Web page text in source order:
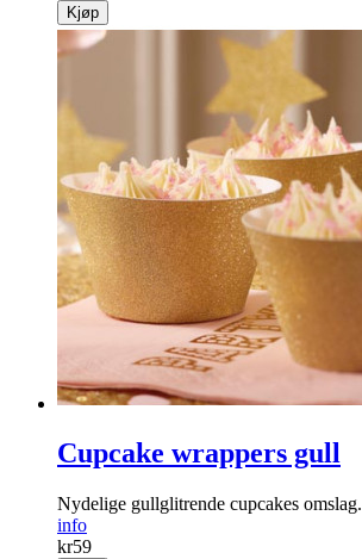
Kjøp
Cupcake wrappers gull
Nydelige gullglitrende cupcakes omslag.
info
kr59